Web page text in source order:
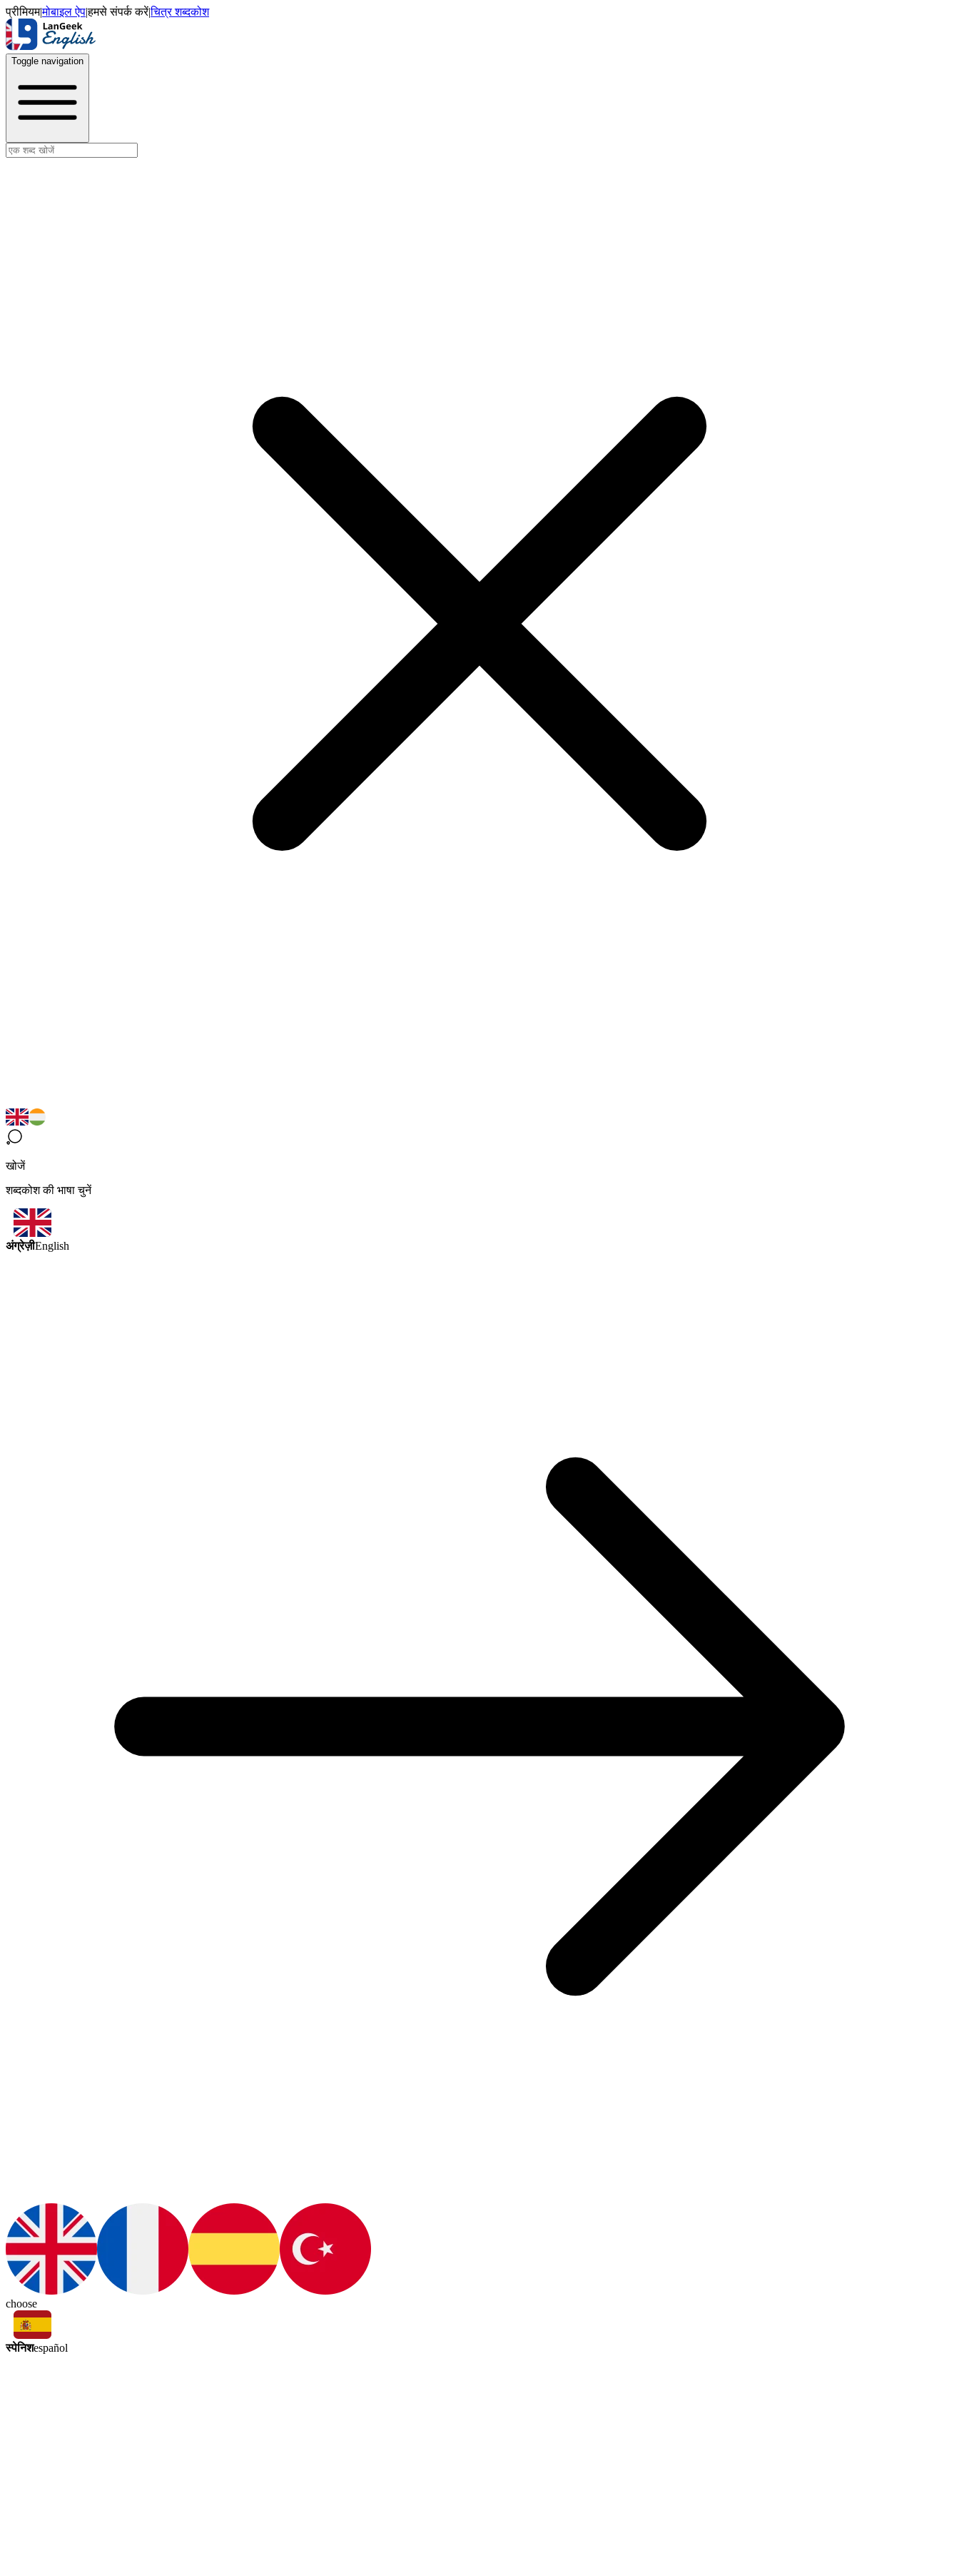
प्रीमियम|मोबाइल ऐप|हमसे संपर्क करें|चित्र शब्दकोश
Toggle navigation
खोजें
शब्दकोश की भाषा चुनें
अंग्रेज़ीEnglish
choose
स्पेनिशespañol